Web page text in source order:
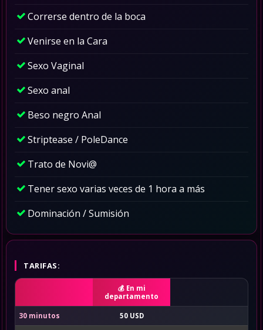
Correrse dentro de la boca
Venirse en la Cara
Sexo Vaginal
Sexo anal
Beso negro Anal
Striptease / PoleDance
Trato de Novi@
Tener sexo varias veces de 1 hora a más
Dominación / Sumisión
TARIFAS:
En mi
departamento
30 minutos 50 USD